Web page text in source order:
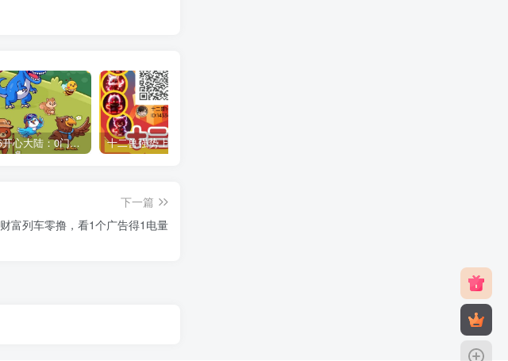
2025开心大陆：0门槛轻松挂机，宠物产金，快速变现
下一篇
财富列车零撸，看1个广告得1电量